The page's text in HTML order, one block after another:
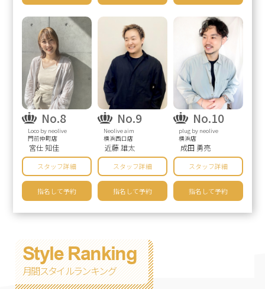
No.8
Loco by neolive
門前仲町店
宮仕 知佳
スタッフ詳細
指名して予約
No.9
Neolive aim
横浜西口店
近藤 雄太
スタッフ詳細
指名して予約
No.10
plug by neolive
横浜店
成田 勇亮
スタッフ詳細
指名して予約
Style Ranking
月間スタイルランキング